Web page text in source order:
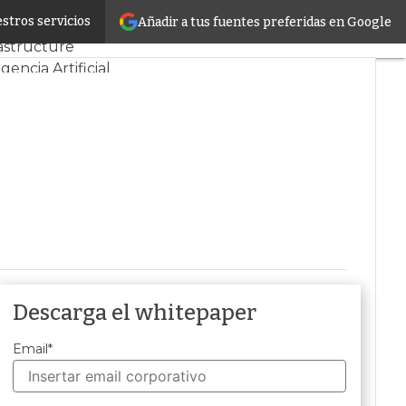
Añadir a tus fuentes preferidas en Google
servicios
Sostenibilidad
Artificial
Descarga el whitepaper
Email*